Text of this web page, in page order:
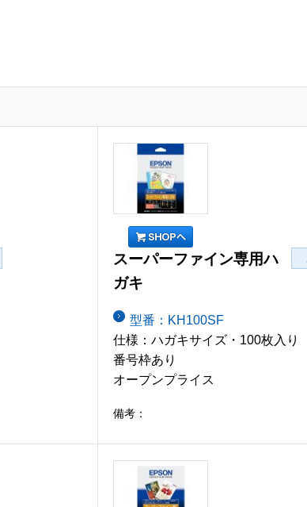
スーパーファイン専用ハ
ガキ
型番：KH100SF
仕様：ハガキサイズ・100枚入
番号枠あり
オープンプライス
備考：